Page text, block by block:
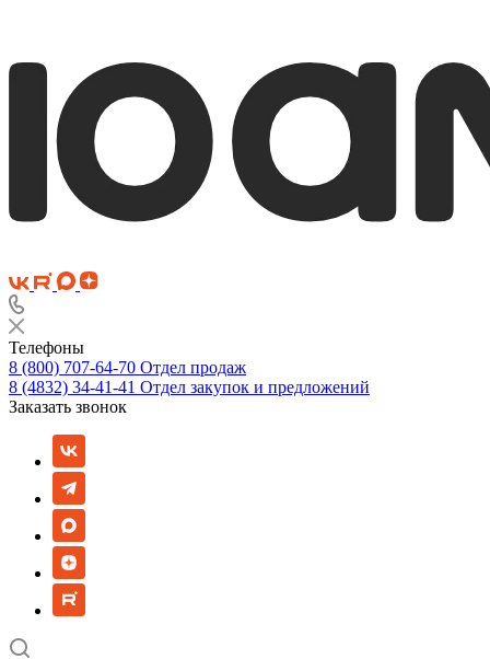
Телефоны
8 (800) 707-64-70 Отдел продаж
8 (4832) 34-41-41 Отдел закупок и предложений
Заказать звонок